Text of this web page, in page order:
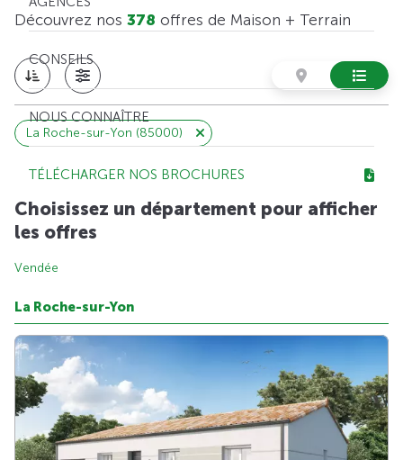
CONSEILS
NOUS CONNAÎTRE
TÉLÉCHARGER NOS BROCHURES
Découvrez nos 378 offres de Maison + Terrain
La Roche-sur-Yon (85000)
Choisissez un département pour afficher
les offres
Vendée
La Roche-sur-Yon